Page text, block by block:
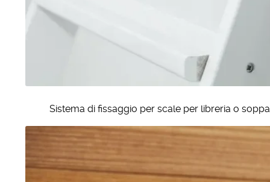
Sistema di fissaggio per scale per libreria o